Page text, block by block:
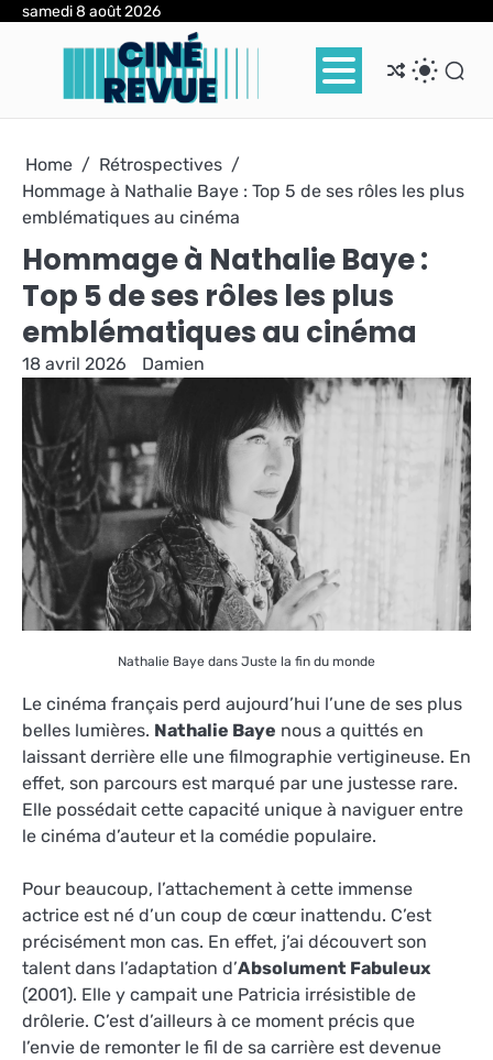
Skipsamedi 8 août 2026
Home
Rétrospectives
Hommage à Nathalie Baye : Top 5 de ses rôles les plus
emblématiques au cinéma
Hommage à Nathalie Baye :
Top 5 de ses rôles les plus
emblématiques au cinéma
18 avril 2026 Damien
Nathalie Baye dans Juste la fin du monde
Le cinéma français perd aujourd’hui l’une de ses plus
belles lumières. Nathalie Baye nous a quittés en
laissant derrière elle une filmographie vertigineuse. En
effet, son parcours est marqué par une justesse rare.
Elle possédait cette capacité unique à naviguer entre
le cinéma d’auteur et la comédie populaire.
Pour beaucoup, l’attachement à cette immense
actrice est né d’un coup de cœur inattendu. C’est
précisément mon cas. En effet, j’ai découvert son
talent dans l’adaptation d’Absolument Fabuleux
(2001). Elle y campait une Patricia irrésistible de
drôlerie. C’est d’ailleurs à ce moment précis que
l’envie de remonter le fil de sa carrière est devenue